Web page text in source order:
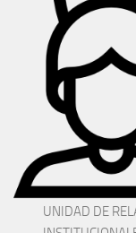
UNIDAD DE